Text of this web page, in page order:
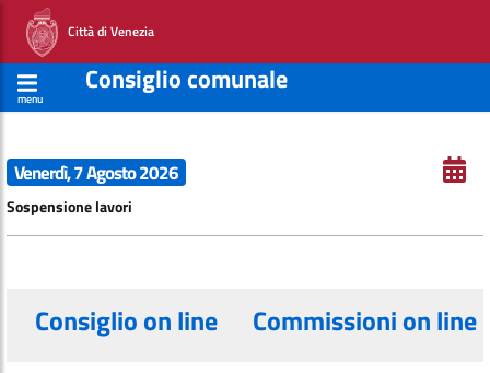
Città di Venezia
menu
Consiglio comunale
Venerdì, 7 Agosto 2026
Sospensione lavori
Consiglio on line Commissioni on line